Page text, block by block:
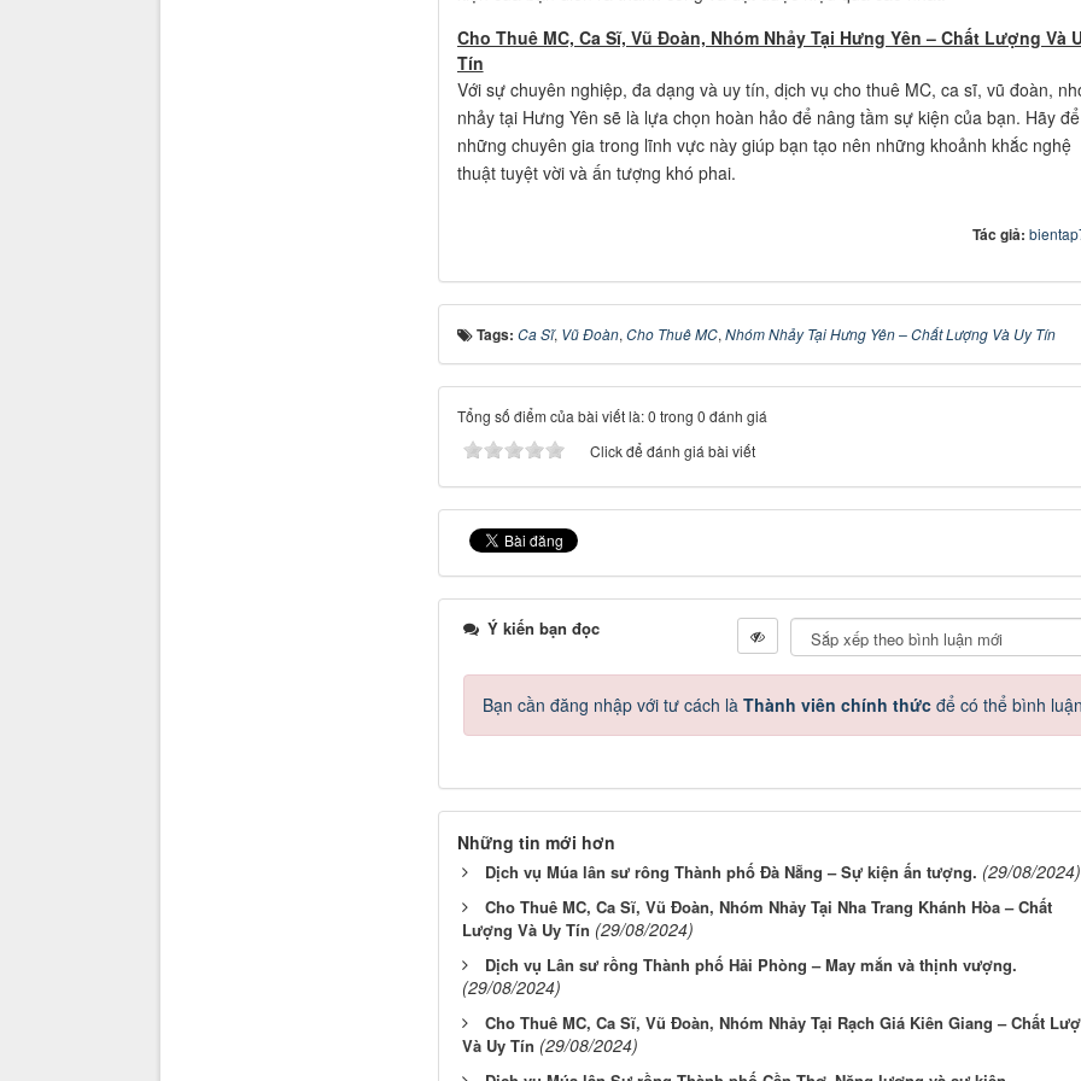
Cho Thuê MC, Ca Sĩ, Vũ Đoàn, Nhóm Nhảy Tại Hưng Yên – Chất Lượng Và
Tín
Với sự chuyên nghiệp, đa dạng và uy tín, dịch vụ cho thuê MC, ca sĩ, vũ đoàn,
nhảy tại Hưng Yên sẽ là lựa chọn hoàn hảo để nâng tầm sự kiện của bạn. Hãy để
những chuyên gia trong lĩnh vực này giúp bạn tạo nên những khoảnh khắc nghệ
thuật tuyệt vời và ấn tượng khó phai.
Tác giả:
Tags: Ca Sĩ, Vũ Đoàn, Cho Thuê MC, Nhóm Nhảy Tại Hưng Yên – Chất Lượng Và Uy Tín
Tổng số điểm của bài viết là: 0 trong 0 đánh giá
Click để đánh giá bài viết
Ý kiến bạn đọc
Bạn cần đăng nhập với tư cách là Thành viên chính thứcđể có thể bình luận
Những tin mới hơn
Dịch vụ Múa lân sư rông Thành phố Đà Nẵng – Sự kiện ấn tượng. (29/08/2024)
Cho Thuê MC, Ca Sĩ, Vũ Đoàn, Nhóm Nhảy Tại Nha Trang Khánh Hòa – Chất
Lượng Và Uy Tín (29/08/2024)
Dịch vụ Lân sư rồng Thành phố Hải Phòng – May mắn và thịnh vượng.
(29/08/2024)
Cho Thuê MC, Ca Sĩ, Vũ Đoàn, Nhóm Nhảy Tại Rạch Giá Kiên Giang – Chất
Và Uy Tín (29/08/2024)